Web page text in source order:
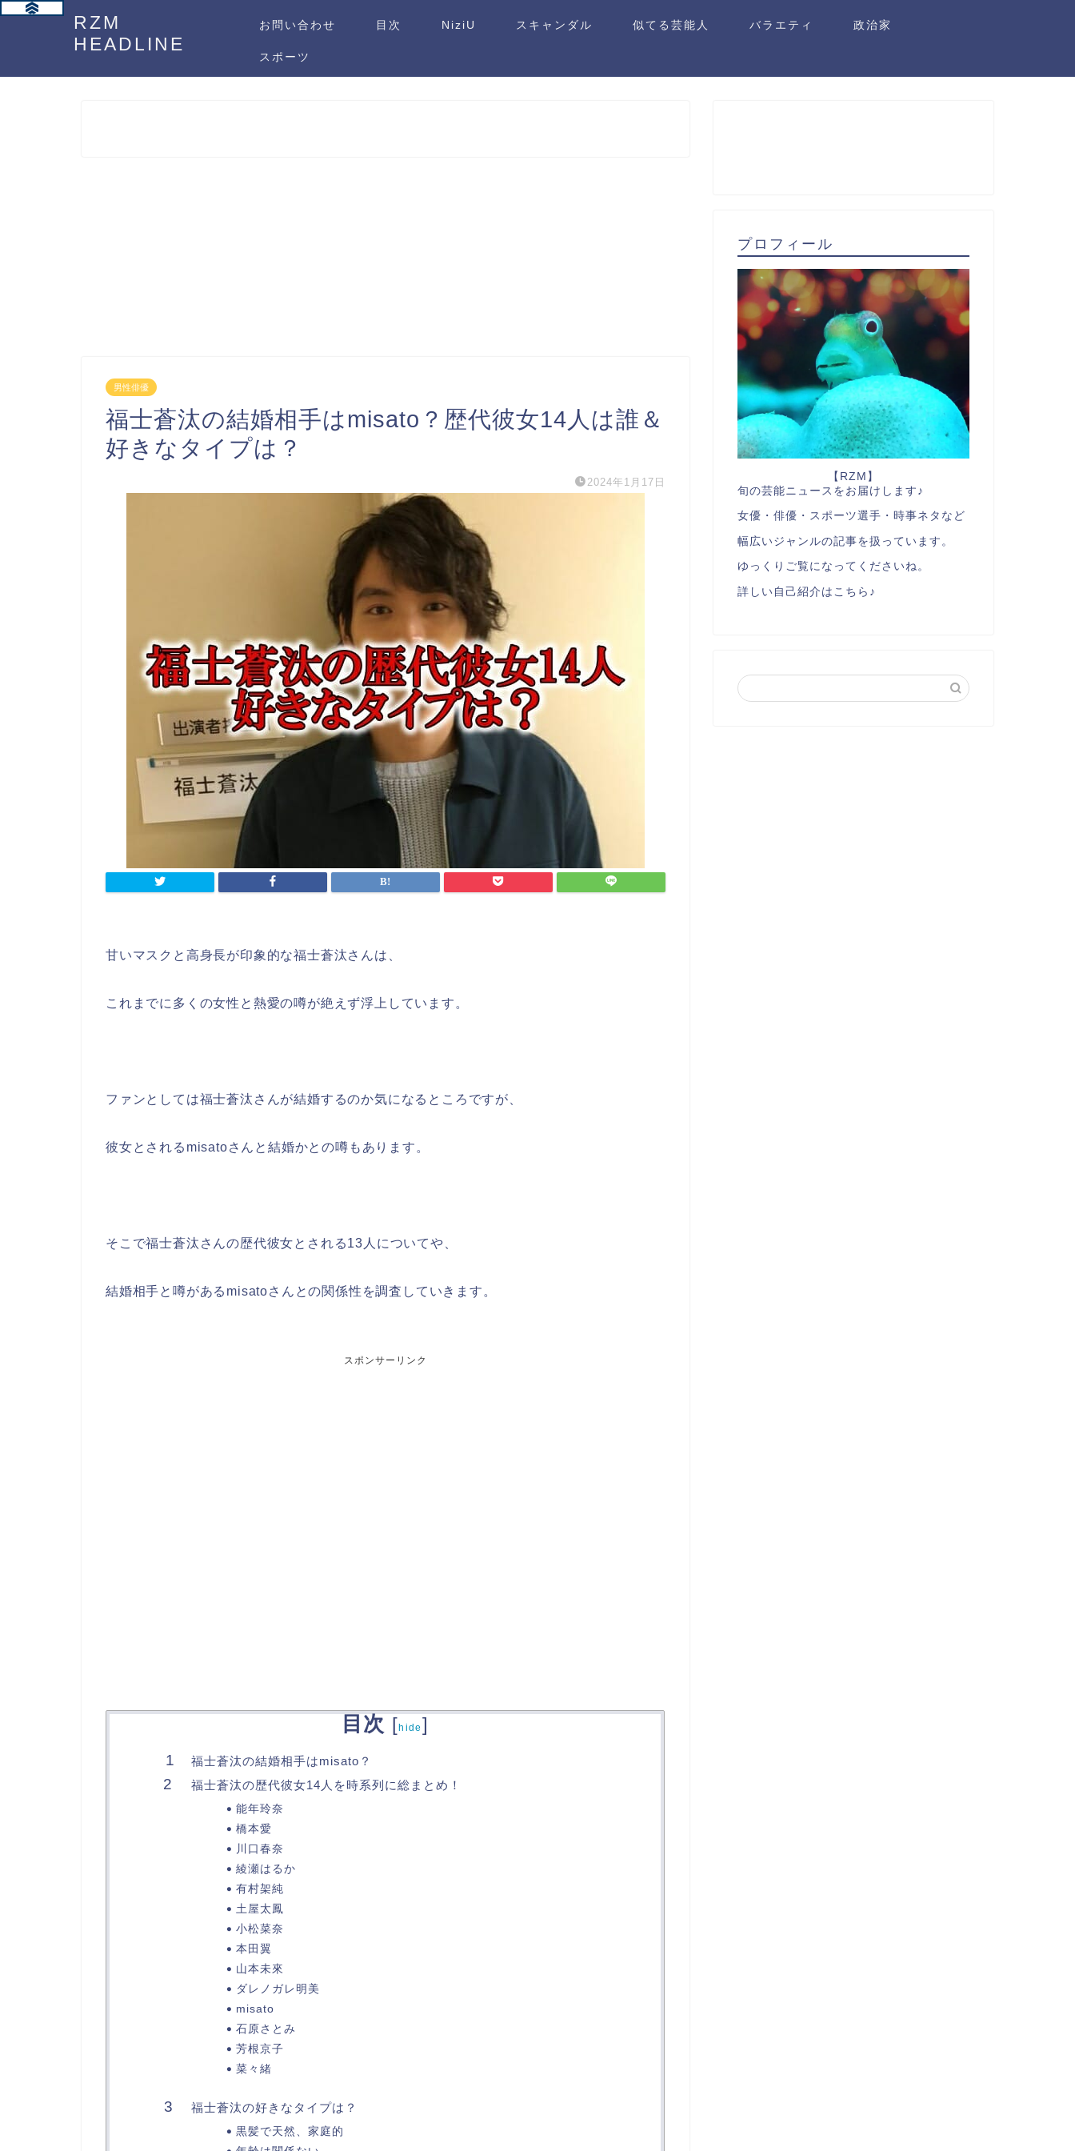
RZM
HEADLINE
お問い合わせ 目次 NiziU スキャンダル 似てる芸能人 バラエティ 政治家
スポーツ
男性俳優
福士蒼汰の結婚相手はmisato？歴代彼女14人は誰＆
好きなタイプは？
2024年1月17日
甘いマスクと高身長が印象的な福士蒼汰さんは、
これまでに多くの女性と熱愛の噂が絶えず浮上しています。
ファンとしては福士蒼汰さんが結婚するのか気になるところですが、
彼女とされるmisatoさんと結婚かとの噂もあります。
そこで福士蒼汰さんの歴代彼女とされる13人についてや、
結婚相手と噂があるmisatoさんとの関係性を調査していきます。
スポンサーリンク
目次 [hide ]
福士蒼汰の結婚相手はmisato？
福士蒼汰の歴代彼女14人を時系列に総まとめ！
能年玲奈
橋本愛
川口春奈
綾瀬はるか
有村架純
土屋太鳳
小松菜奈
本田翼
山本未來
ダレノガレ明美
misato
石原さとみ
芳根京子
菜々緒
福士蒼汰の好きなタイプは？
黒髪で天然、家庭的
プロフィール
【RZM】
旬の芸能ニュースをお届けします♪
女優・俳優・スポーツ選手・時事ネタなど
幅広いジャンルの記事を扱っています。
ゆっくりご覧になってくださいね。
詳しい自己紹介はこちら♪